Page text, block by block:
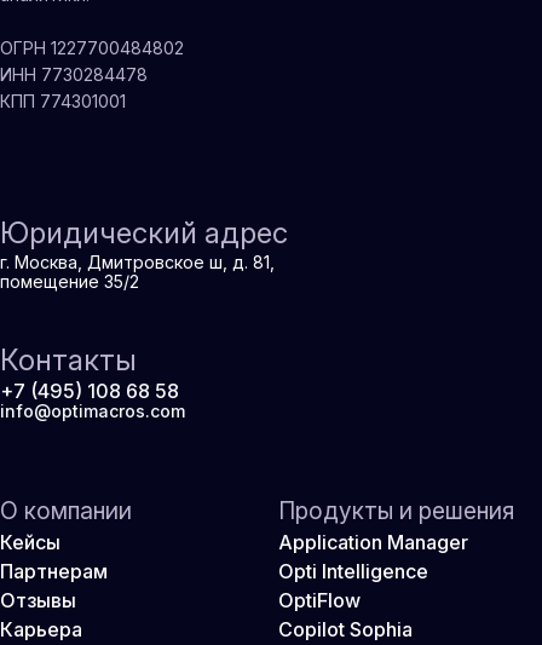
ОГРН 1227700484802
ИНН 7730284478
КПП 774301001
Юридический адрес
г. Москва, Дмитровское ш, д. 81,
помещение 35/2
Контакты
+7 (495) 108 68 58
info@optimacros.com
О компании
Кейсы
Партнерам
Отзывы
Карьера
Продукты и решения
Application Manager
Opti Intelligence
OptiFlow
Copilot Sophia